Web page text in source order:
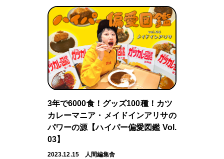
3年で6000食！グッズ100種！カツ
カレーマニア・メイドインアリサの
パワーの源【ハイパー偏愛図鑑 Vol.
03】
2023.12.15 人間編集舎